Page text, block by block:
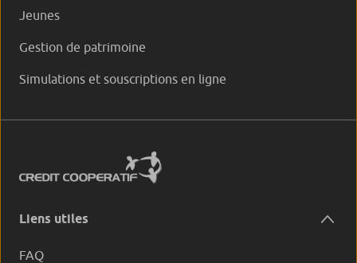
Jeunes
Gestion de patrimoine
Simulations et souscriptions en ligne
Liens utiles
FAQ